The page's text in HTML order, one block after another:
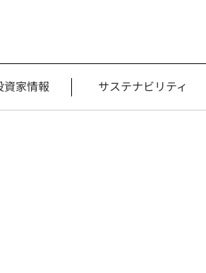
資家情報 サステナビリティ